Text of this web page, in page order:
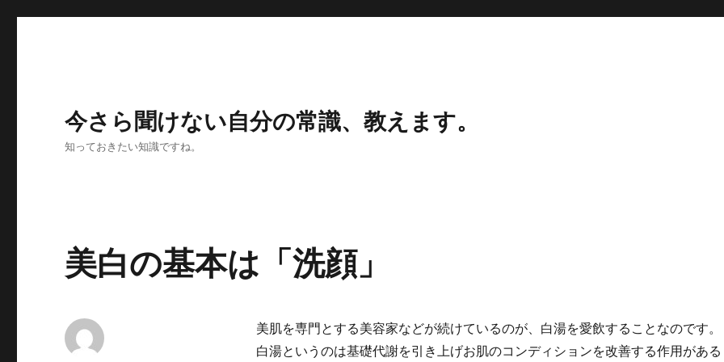
今さら聞けない自分の常識、教えます。
知っておきたい知識ですね。
美白の基本は「洗顔」
美肌を専門とする美容家などが続けているのが、白湯を愛飲することなのです。
白湯というのは基礎代謝を引き上げお肌のコンディションを改善する作用がある